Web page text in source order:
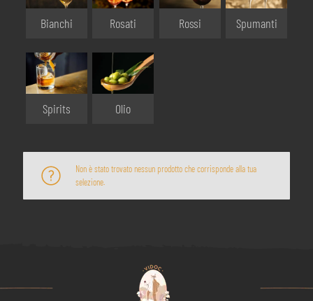
Bianchi Rosati Rossi Spumanti
Spirits Olio
Non è stato trovato nessun prodotto che corrisponde alla tua
selezione.